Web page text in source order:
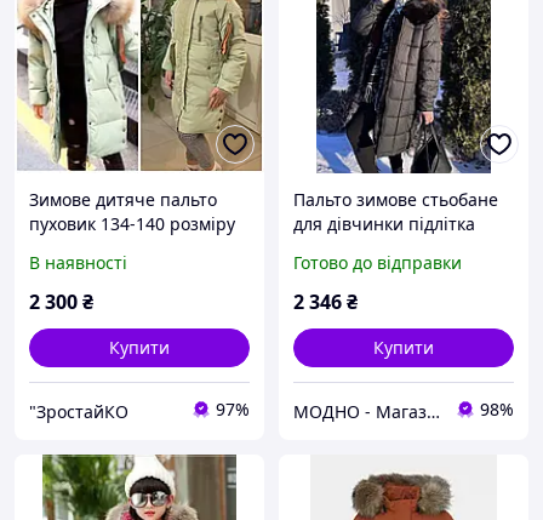
Зимове дитяче пальто
пуховик 134-140 розміру
В наявності
2 300₴
Купити
"ЗростайКО 97%
Пальто зимове стьобане
для дівчинки підлітка
Готово до відправки
2 346₴
Купити
МОДНО - Магазин дитячого та жіночого одягу та взуття 98%